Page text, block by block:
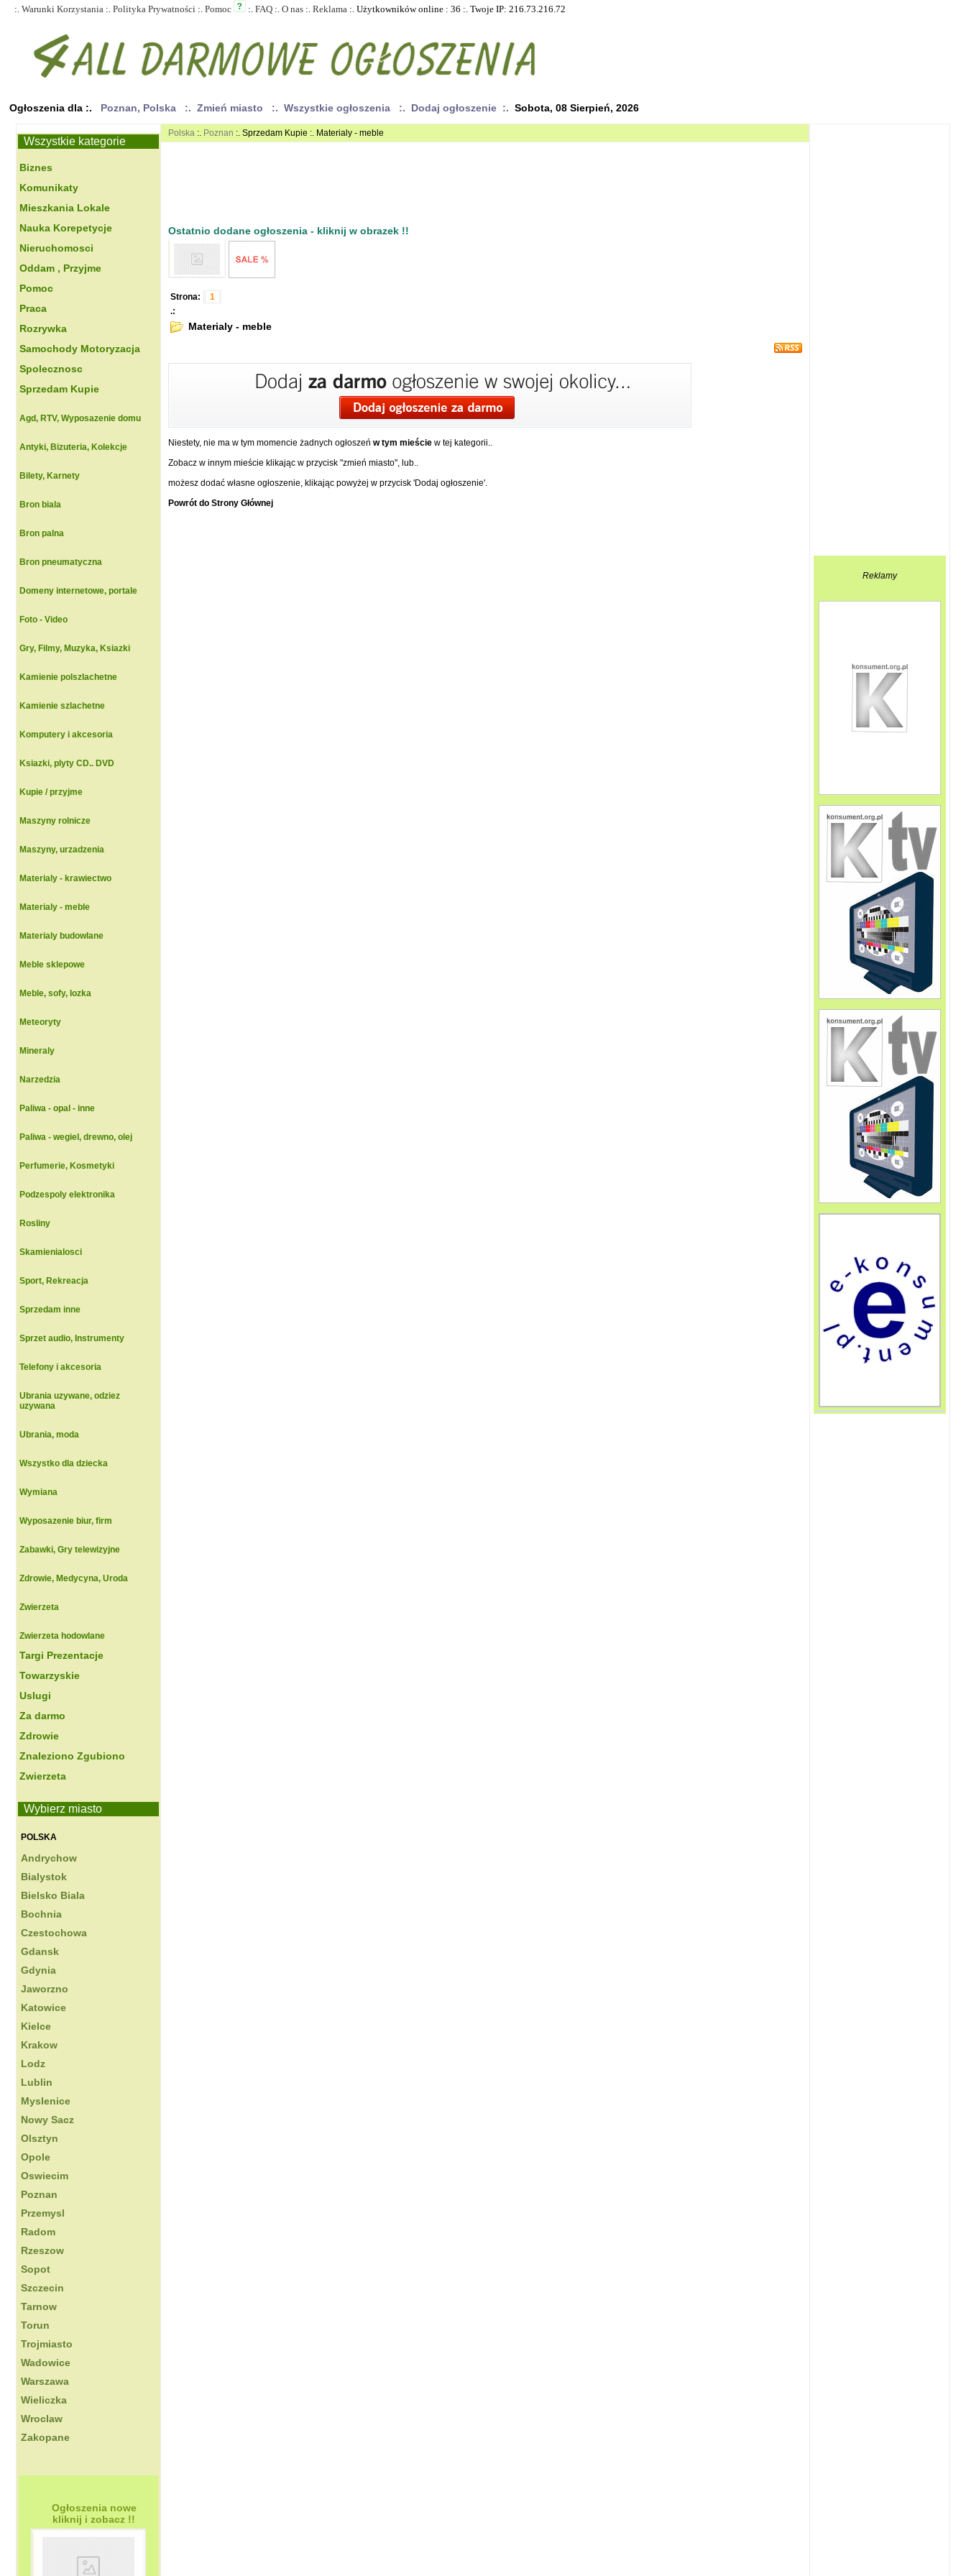
:. Warunki Korzystania :. Polityka Prywatności :. Pomoc :. FAQ :. O nas :. Reklama :. Użytkowników online : 36 :. Twoje IP: 216.73.216.72
Ogłoszenia dla :. Poznan, Polska :. Zmień miasto :. Wszystkie ogłoszenia :. Dodaj ogłoszenie :. Sobota, 08 Sierpień, 2026
Wszystkie kategorie
Biznes
Komunikaty
Mieszkania Lokale
Nauka Korepetycje
Nieruchomosci
Oddam , Przyjme
Pomoc
Praca
Rozrywka
Samochody Motoryzacja
Spolecznosc
Sprzedam Kupie
Agd, RTV, Wyposazenie domu
Antyki, Bizuteria, Kolekcje
Bilety, Karnety
Bron biala
Bron palna
Bron pneumatyczna
Domeny internetowe, portale
Foto - Video
Gry, Filmy, Muzyka, Ksiazki
Kamienie polszlachetne
Kamienie szlachetne
Komputery i akcesoria
Ksiazki, plyty CD.. DVD
Kupie / przyjme
Maszyny rolnicze
Maszyny, urzadzenia
Materialy - krawiectwo
Materialy - meble
Materialy budowlane
Meble sklepowe
Meble, sofy, lozka
Meteoryty
Mineraly
Narzedzia
Paliwa - opal - inne
Paliwa - wegiel, drewno, olej
Perfumerie, Kosmetyki
Podzespoly elektronika
Rosliny
Skamienialosci
Sport, Rekreacja
Sprzedam inne
Sprzet audio, Instrumenty
Telefony i akcesoria
Ubrania uzywane, odziez
uzywana
Ubrania, moda
Wszystko dla dziecka
Wymiana
Wyposazenie biur, firm
Zabawki, Gry telewizyjne
Zdrowie, Medycyna, Uroda
Zwierzeta
Zwierzeta hodowlane
Targi Prezentacje
Towarzyskie
Uslugi
Za darmo
Zdrowie
Znaleziono Zgubiono
Zwierzeta
Wybierz miasto
POLSKA
Andrychow
Bialystok
Bielsko Biala
Bochnia
Czestochowa
Gdansk
Gdynia
Jaworzno
Katowice
Kielce
Krakow
Lodz
Lublin
Myslenice
Nowy Sacz
Olsztyn
Opole
Oswiecim
Poznan
Przemysl
Radom
Rzeszow
Sopot
Szczecin
Tarnow
Torun
Trojmiasto
Wadowice
Warszawa
Wieliczka
Wroclaw
Zakopane
Ogłoszenia nowe
kliknij i zobacz !!
Polska :. Poznan :. Sprzedam Kupie :. Materialy - meble
Ostatnio dodane ogłoszenia - kliknij w obrazek !!
Strona:
1
.:
Materialy - meble
Niestety, nie ma w tym momencie żadnych ogłoszeń w tym mieście w tej kategorii..
Zobacz w innym mieście klikając w przycisk "zmień miasto", lub..
możesz dodać własne ogłoszenie, klikając powyżej w przycisk 'Dodaj ogłoszenie'.
Powrót do Strony Głównej
Reklamy